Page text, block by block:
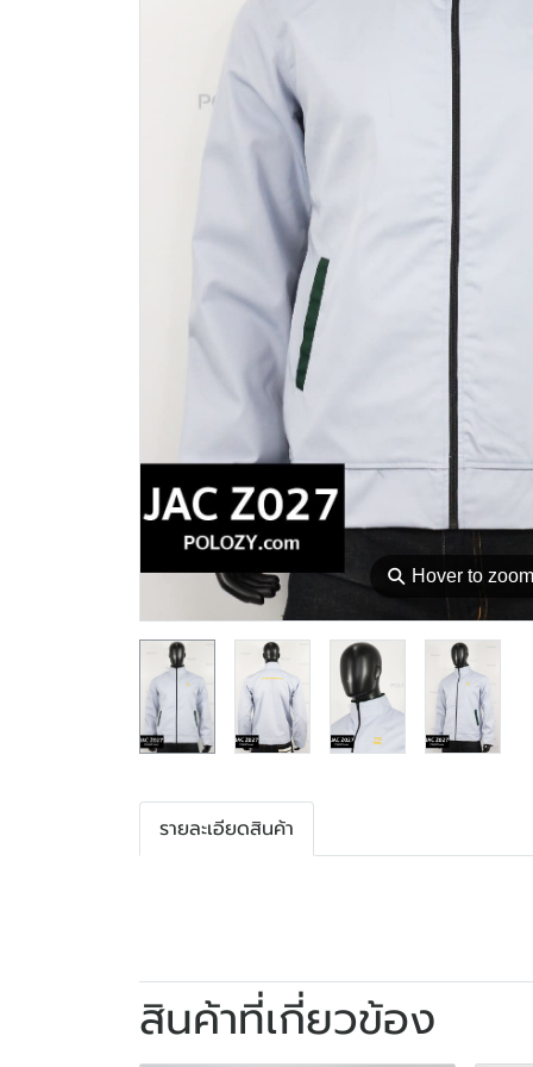
⚲ Hover to zoom
รายละเอียดสินค้า
สินค้าที่เกี่ยวข้อง